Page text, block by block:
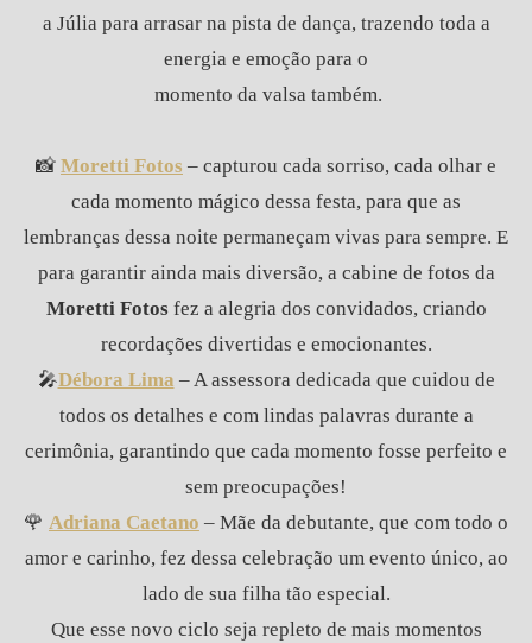
a Júlia para arrasar na pista de dança, trazendo toda a
energia e emoção para o
momento da valsa também.
📸 Moretti Fotos – capturou cada sorriso, cada olhar e
cada momento mágico dessa festa, para que as
lembranças dessa noite permaneçam vivas para sempre. E
para garantir ainda mais diversão, a cabine de fotos da
Moretti Fotosfez a alegria dos convidados, criando
recordações divertidas e emocionantes.
🎤Débora Lima – A assessora dedicada que cuidou de
todos os detalhes e com lindas palavras durante a
cerimônia, garantindo que cada momento fosse perfeito e
sem preocupações!
🌹 Adriana Caetano – Mãe da debutante, que com todo o
amor e carinho, fez dessa celebração um evento único, ao
lado de sua filha tão especial.
Que esse novo ciclo seja repleto de mais momentos